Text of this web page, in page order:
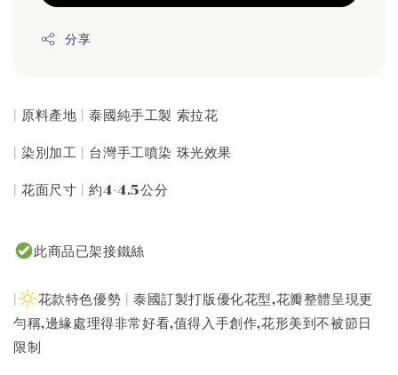
分享
| 原料產地 | 泰國純手工製 索拉花
| 染別加工 | 台灣手工噴染 珠光效果
| 花面尺寸 | 約4-4.5公分
此商品已架接鐵絲
花款特色優勢 | 泰國訂製打版優化花型,花瓣整體呈現更
勻稱,邊緣處理得非常好看,值得入手創作,花形美到不被節日
限制